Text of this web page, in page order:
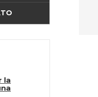
la